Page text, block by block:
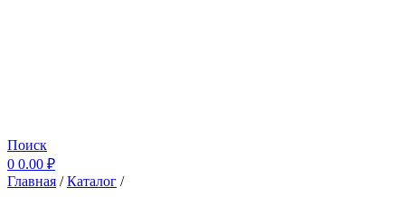
Поиск
0 0.00 ₽
Главная /Каталог /